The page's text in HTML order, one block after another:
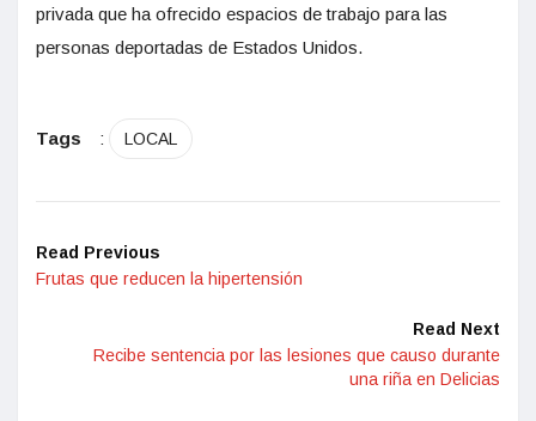
privada que ha ofrecido espacios de trabajo para las
personas deportadas de Estados Unidos.
Tags : LOCAL
Read Previous
Frutas que reducen la hipertensión
Read Next
Recibe sentencia por las lesiones que causo durante
una riña en Delicias